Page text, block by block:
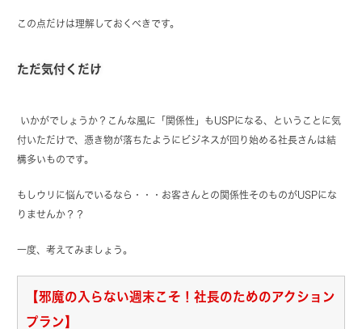
この点だけは理解しておくべきです。
ただ気付くだけ
いかがでしょうか？こんな風に「関係性」もUSPになる、ということに気
付いただけで、憑き物が落ちたようにビジネスが回り始める社長さんは結
構多いものです。
もしウリに悩んでいるなら・・・お客さんとの関係性そのものがUSPにな
りませんか？？
一度、考えてみましょう。
【邪魔の入らない週末こそ！社長のためのアクション
プラン】